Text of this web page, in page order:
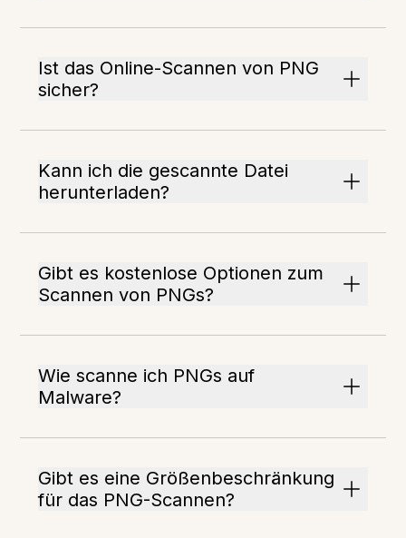
Ist das Online-Scannen von PNG
sicher?
Kann ich die gescannte Datei
herunterladen?
Gibt es kostenlose Optionen zum
Scannen von PNGs?
Wie scanne ich PNGs auf
Malware?
Gibt es eine Größenbeschränkung
für das PNG-Scannen?